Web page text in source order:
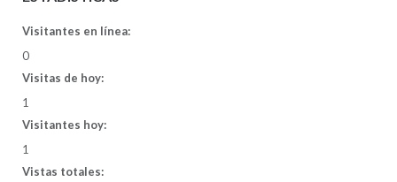
Visitantes en línea:
0
Visitas de hoy:
1
Visitantes hoy:
1
Vistas totales: